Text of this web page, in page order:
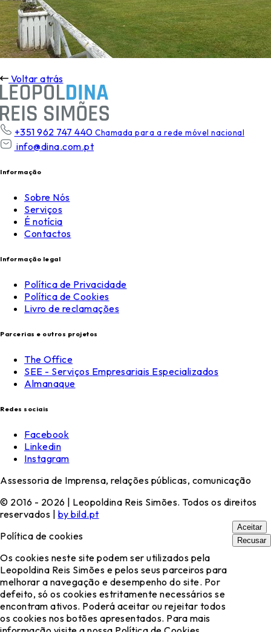
Voltar atrás
+351 962 747 440 Chamada para a rede móvel nacional
info@dina.com.pt
Informação
Sobre Nós
Serviços
É notícia
Contactos
Informação legal
Política de Privacidade
Política de Cookies
Livro de reclamações
Parcerias e outros projetos
The Office
SEE - Serviços Empresariais Especializados
Almanaque
Redes sociais
Facebook
Linkedin
Instagram
Assessoria de Imprensa, relações públicas, comunicação
© 2016 - 2026 | Leopoldina Reis Simões. Todos os direitos
reservados | by bild.pt
Política de cookies
Os cookies neste site podem ser utilizados pela
Leopoldina Reis Simões e pelos seus parceiros para
melhorar a navegação e desempenho do site. Por
defeito, só os cookies estritamente necessários se
encontram ativos. Poderá aceitar ou rejeitar todos
os cookies nos botões apresentados. Para mais
Aceitar
Recusar